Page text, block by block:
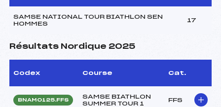
SAMSE NATIONAL TOUR BIATHLON SEN
HOMMES
17
Résultats Nordique 2025
Codex Course Cat.
BNAM0125.FFS
SAMSE BIATHLON
SUMMER TOUR 1
FFS